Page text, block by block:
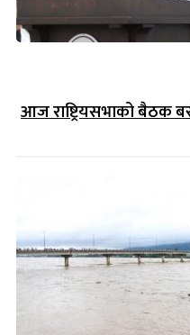
आज राष्ट्रियसभाको बैठक